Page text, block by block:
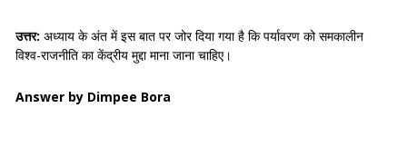
उत्तर: अध्याय के अंत में इस बात पर जोर दिया गया है कि पर्यावरण को समकालीन
विश्व-राजनीति का केंद्रीय मुद्दा माना जाना चाहिए।
Answer by Dimpee Bora